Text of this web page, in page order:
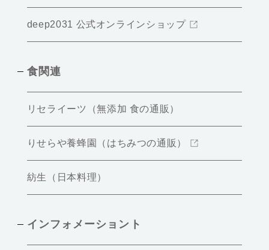
deep2031 公式オンラインショップ
食関連
リセライーツ（無添加 食の通販）
りせらや養蜂園（はちみつの通販）
紡生（日本料理）
インフォメーショント